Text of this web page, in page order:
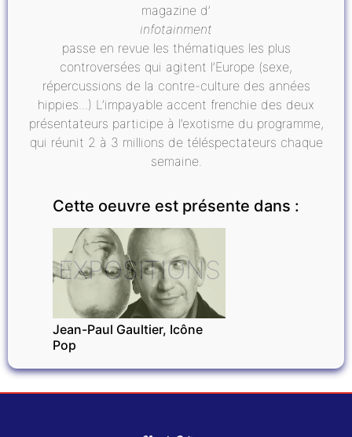
magazine d’
infotainment
passe en revue les thématiques les plus
controversées qui agitent l’Europe (sexe,
répercussions de la contre-culture des années
hippies...) L’impayable accent frenchie des deux
présentateurs participe à l’exotisme du programme,
qui réunit 2 à 3 millions de téléspectateurs chaque
semaine.
Cette oeuvre est présente dans :
EXPOSITIONS
Jean-Paul Gaultier, Icône
Pop